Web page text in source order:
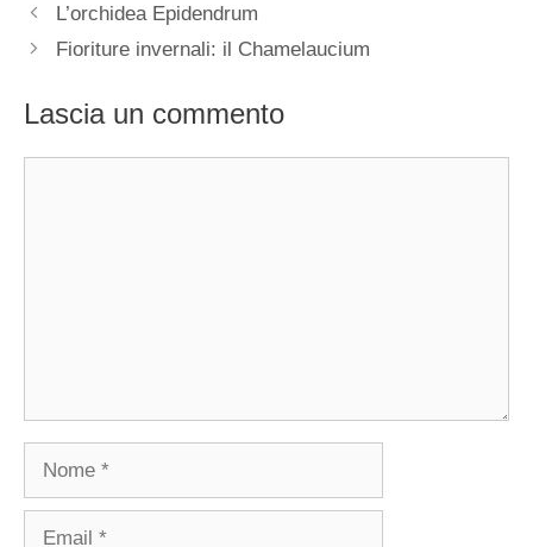
L’orchidea Epidendrum
Fioriture invernali: il Chamelaucium
Lascia un commento
Nome
Email